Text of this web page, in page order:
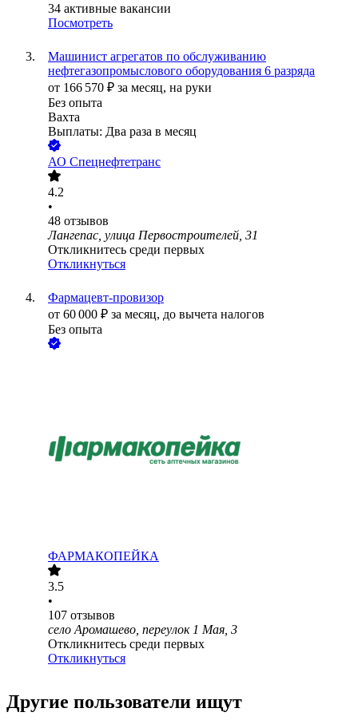
34 активные вакансии
Посмотреть
Машинист агрегатов по обслуживанию
нефтегазопромыслового оборудования 6 разряда
от 166 570 ₽ за месяц, на руки
Без опыта
Вахта
Выплаты: Два раза в месяц
АО Спецнефтетранс
4.2
•
48 отзывов
Лангепас, улица Первостроителей, 31
Откликнитесь среди первых
Откликнуться
Фармацевт-провизор
от 60 000 ₽ за месяц, до вычета налогов
Без опыта
ФАРМАКОПЕЙКА
3.5
•
107 отзывов
село Аромашево, переулок 1 Мая, 3
Откликнитесь среди первых
Откликнуться
Другие пользователи ищут